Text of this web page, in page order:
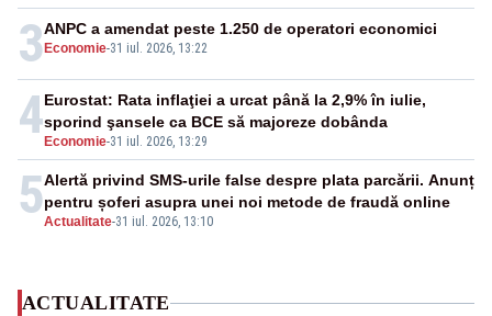
3 Economie-31 iul. 2026, 13:22
ANPC a amendat peste 1.250 de operatori economici
4 Economie-31 iul. 2026, 13:29
Eurostat: Rata inflaţiei a urcat până la 2,9% în iulie,
sporind şansele ca BCE să majoreze dobânda
5Actualitate-31 iul. 2026, 13:10
Alertă privind SMS-urile false despre plata parcării. Anunț
pentru șoferi asupra unei noi metode de fraudă online
ACTUALITATE